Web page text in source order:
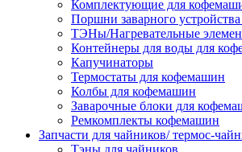
Комплектующие для
Поршни заварного
ТЭНы/Нагревательные
Контейнеры для воды для
Капучинаторы
Термостаты для кофемашин
Колбы для кофемашин
Заварочные блоки для
Ремкомплекты кофемашин
Запчасти для чайников/ термос-